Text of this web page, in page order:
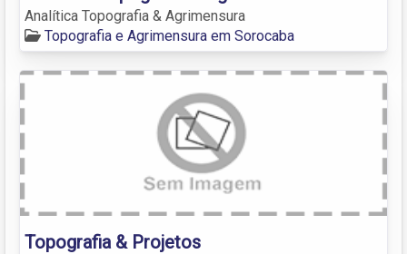
Analítica Topografia & Agrimensura
Topografia e Agrimensura em Sorocaba
Topografia & Projetos